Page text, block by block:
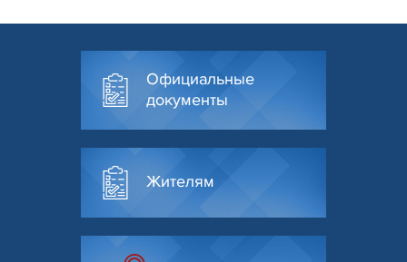
Официальные
документы
Жителям